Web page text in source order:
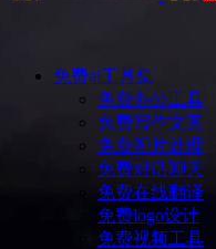
免费ai工具集
免费办公工具
免费写作文案
免费图片处理
免费对话聊天
免费在线翻译
免费logo设计
免费视频工具